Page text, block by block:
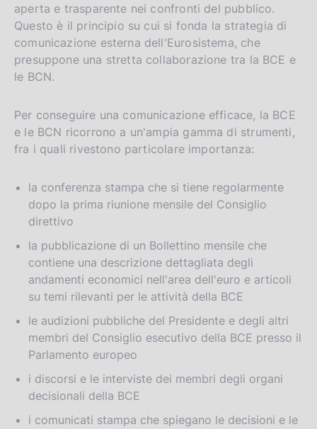
aperta e trasparente nei confronti del pubblico.
Questo è il principio su cui si fonda la strategia di
comunicazione esterna dell'Eurosistema, che
presuppone una stretta collaborazione tra la BCE e
le BCN.
Per conseguire una comunicazione efficace, la BCE
e le BCN ricorrono a un'ampia gamma di strumenti,
fra i quali rivestono particolare importanza:
la conferenza stampa che si tiene regolarmente
dopo la prima riunione mensile del Consiglio
direttivo
la pubblicazione di un Bollettino mensile che
contiene una descrizione dettagliata degli
andamenti economici nell'area dell'euro e articoli
su temi rilevanti per le attività della BCE
le audizioni pubbliche del Presidente e degli altri
membri del Consiglio esecutivo della BCE presso il
Parlamento europeo
i discorsi e le interviste dei membri degli organi
decisionali della BCE
i comunicati stampa che spiegano le decisioni e le